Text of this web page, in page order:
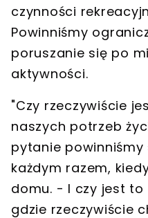
czynności
Powinniśmy
poruszanie się po
aktywności.
"Czy rzeczywiście
naszych potrzeb
pytanie
każdym razem,
domu. - I czy jest to
gdzie rzeczywiście